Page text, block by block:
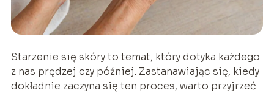
Starzenie się skóry to temat, który dotyka każdego
z nas prędzej czy później. Zastanawiając się, kiedy
dokładnie zaczyna się ten proces, warto przyjrzeć